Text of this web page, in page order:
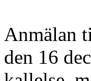
Anmälan
den 16